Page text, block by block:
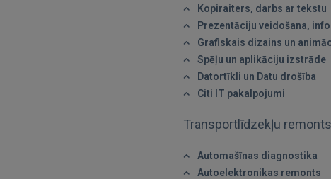
IENĀKT
Atcerēties?
FACEBOOK
GOOGLE
 Sign in with Apple
Kopiraiters, darbs ar tekstu
Prezentāciju veidošana,
Grafiskais dizains un
Spēļu un aplikāciju izstrāde
Datortīkli un Datu drošība
Citi IT pakalpojumi
Transportlīdzekļu
Automašīnas diagnostika
Autoelektronikas remonts